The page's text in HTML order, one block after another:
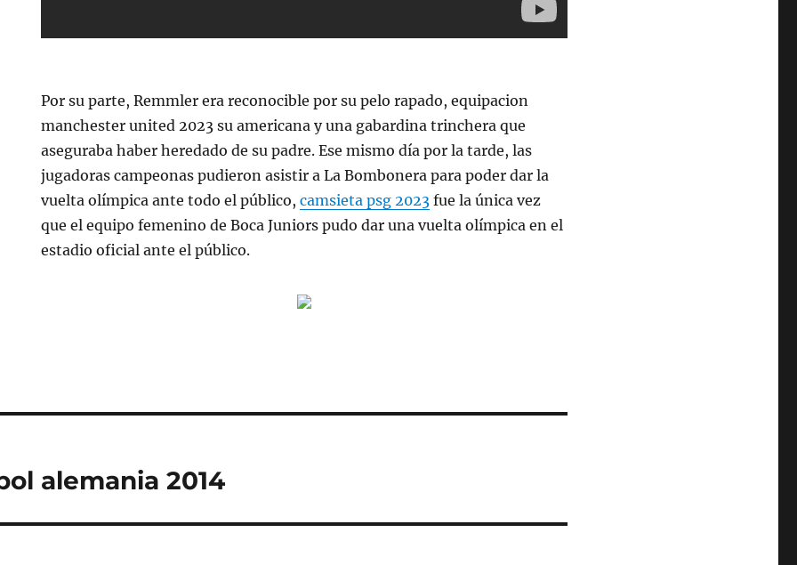
Por su parte, Remmler era reconocible por su pelo rapado, equipacion
manchester united 2023 su americana y una gabardina trinchera que
aseguraba haber heredado de su padre. Ese mismo día por la tarde, las
jugadoras campeonas pudieron asistir a La Bombonera para poder dar la
vuelta olímpica ante todo el público,camsieta psg 2023 fue la única vez
que el equipo femenino de Boca Juniors pudo dar una vuelta olímpica en el
estadio oficial ante el público.
alemania 2014